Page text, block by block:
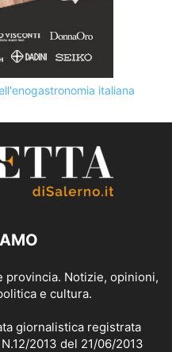
provincia. Notizie, opinioni,
e cultura.
giornalistica registrata
2013 del 21/06/2013